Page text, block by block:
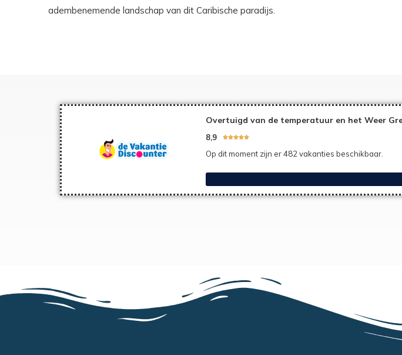
adembenemende landschap van dit Caribische paradijs.
Overtuigd van de temperatuur en het Weer
8,9 
Op dit moment zijn er 482 vakanties beschikbaar.